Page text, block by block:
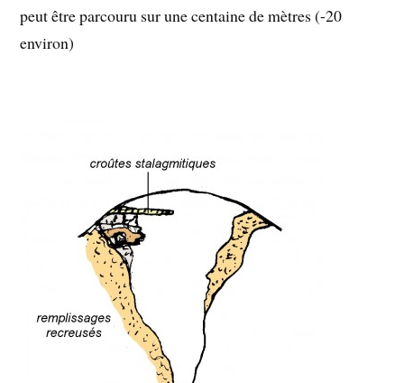
peut être parcouru sur une centaine de mètres (-20
environ)